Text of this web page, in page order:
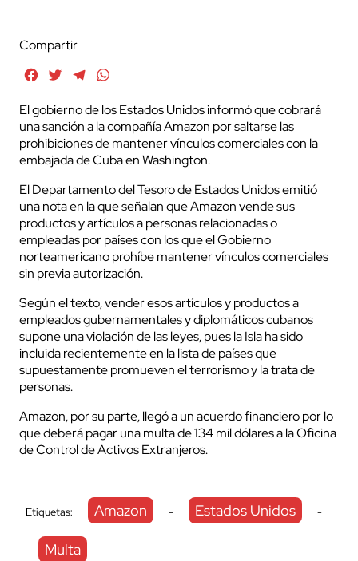
Compartir
FacebookTwitterTelegram
El gobierno de los Estados Unidos informó que cobrará
una sanción a la compañía Amazon por saltarse las
prohibiciones de mantener vínculos comerciales con la
embajada de Cuba en Washington.
El Departamento del Tesoro de Estados Unidos emitió
una nota en la que señalan que Amazon vende sus
productos y artículos a personas relacionadas o
empleadas por países con los que el Gobierno
norteamericano prohíbe mantener vínculos comerciales
sin previa autorización.
Según el texto, vender esos artículos y productos a
empleados gubernamentales y diplomáticos cubanos
supone una violación de las leyes, pues la Isla ha sido
incluida recientemente en la lista de países que
supuestamente promueven el terrorismo y la trata de
personas.
Amazon, por su parte, llegó a un acuerdo financiero por lo
que deberá pagar una multa de 134 mil dólares a la Oficina
de Control de Activos Extranjeros.
Etiquetas: Amazon - Estados Unidos -
Multa